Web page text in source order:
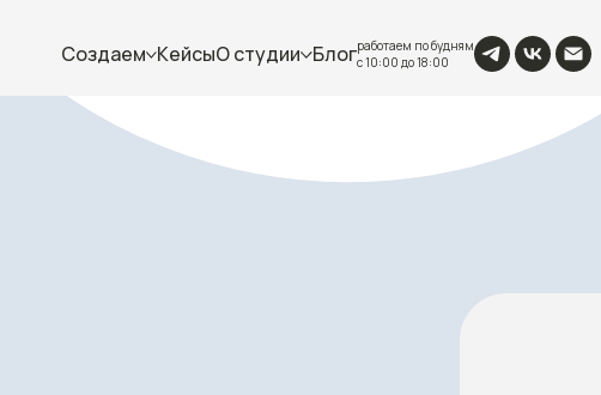
Создаем КейсыО студии Блогработаем по будням
с 10:00 до 18:00